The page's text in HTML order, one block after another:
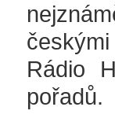
Rádio
pořadů.